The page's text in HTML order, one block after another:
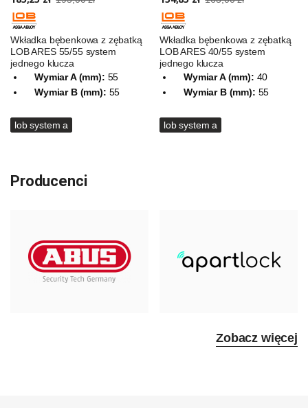
Wkładka bębenkowa z zębatką
LOB ARES 55/55 system
jednego klucza
Wymiar A (mm): 55
Wymiar B (mm): 55
lob system a
Wkładka bębenkowa z zębatką
LOB ARES 40/55 system
jednego klucza
Wymiar A (mm): 40
Wymiar B (mm): 55
lob system a
Producenci
Zobacz więcej